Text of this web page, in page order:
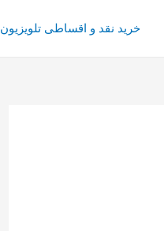
خرید نقد و اقساطی تلویزیون